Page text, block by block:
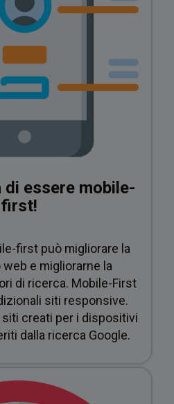
essere mobile-
first!
first può migliorare la
web e migliorarne la
di ricerca. Mobile-First
siti responsive.
creati per i dispositivi
dalla ricerca Google.